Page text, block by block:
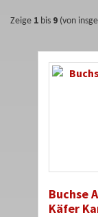
Zeige 1 bis 9 (von
Buchse
Käfer